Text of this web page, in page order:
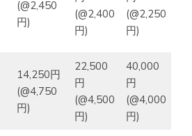
(@2,450
円)
(@2,400
円)
(@2,250
円)
14,250円
(@4,750
円)
22,500
円
(@4,500
円)
40,000
円
(@4,000
円)